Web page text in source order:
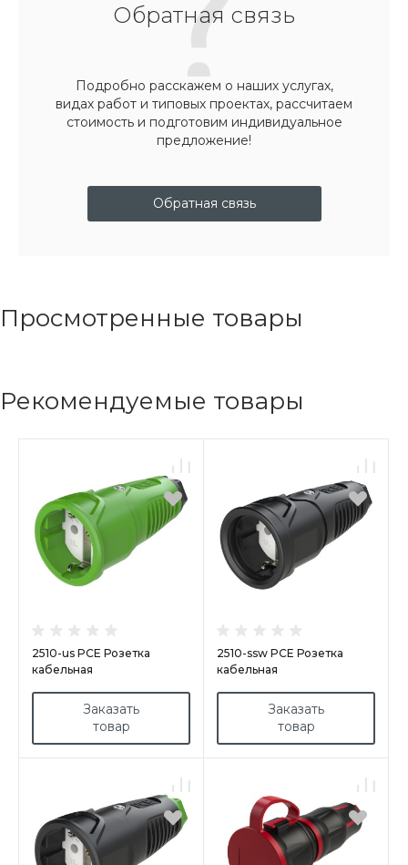
Обратная связь
Подробно расскажем о наших услугах,
видах работ и типовых проектах, рассчитаем
стоимость и подготовим индивидуальное
предложение!
Обратная связь
Просмотренные товары
Рекомендуемые товары
2510-us PCE Розетка
кабельная
зеленый, маркер черный
Заказать
товар
2510-ssw PCE Розетка
кабельная
черный, маркер черный
Заказать
товар